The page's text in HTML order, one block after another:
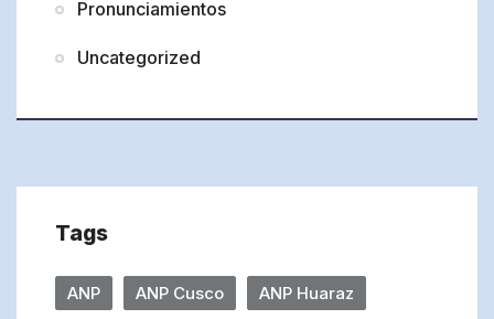
Pronunciamientos
Uncategorized
Tags
ANP ANP Cusco ANP Huaraz